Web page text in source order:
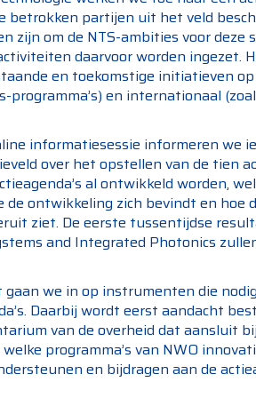
betrokken partijen uit het veld
zijn om de NTS-ambities voor
daarvoor worden ingezet.
en toekomstige initiatieven
programma’s) en internationaal
informatiesessie informeren we
over het opstellen van de tien
al ontwikkeld worden,
de ontwikkeling zich bevindt en hoe
ziet. De eerste tussentijdse
and Integrated Photonics
gaan we in op instrumenten die
Daarbij wordt eerst aandacht
van de overheid dat aansluit
programma’s van NWO
en bijdragen aan de